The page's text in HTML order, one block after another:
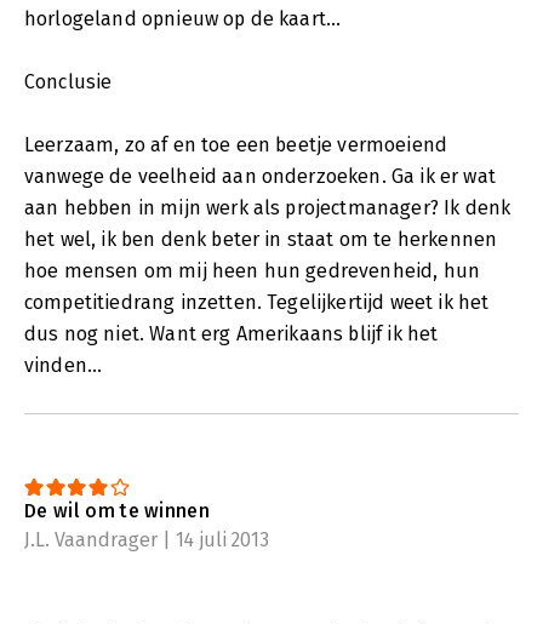
horlogeland opnieuw op de kaart...
Conclusie
Leerzaam, zo af en toe een beetje vermoeiend
vanwege de veelheid aan onderzoeken. Ga ik er wat
aan hebben in mijn werk als projectmanager? Ik denk
het wel, ik ben denk beter in staat om te herkennen
hoe mensen om mij heen hun gedrevenheid, hun
competitiedrang inzetten. Tegelijkertijd weet ik het
dus nog niet. Want erg Amerikaans blijf ik het
vinden...
De wil om te winnen
J.L. Vaandrager | 14 juli 2013